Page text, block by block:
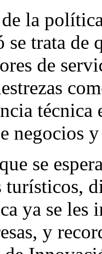
la
trata de
de
negocios
se
turísticos,
ya se les
y